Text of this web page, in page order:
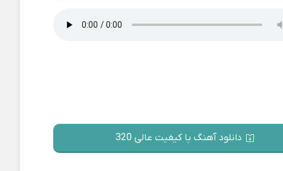
دانلود آهنگ با کیفیت عالی 320